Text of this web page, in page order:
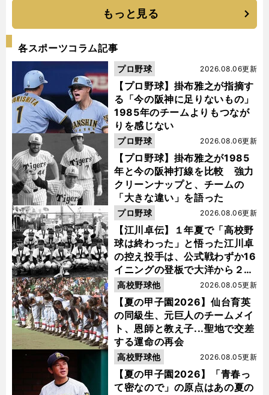
もっと見る
各スポーツコラム記事
【プロ野球】掛布雅之が指摘す
る「今の阪神に足りないもの」
1985年のチームよりもつなが
りを感じない
2026.08.06更新
プロ野球
【プロ野球】掛布雅之が1985
年と今の阪神打線を比較 強力
クリーンナップと、チームの
「大きな違い」を語った
2026.08.06更新
プロ野球
【江川卓伝】１年夏で「高校野
球は終わった」と悟った江川卓
の控え投手は、公式戦わずか16
イニングの登板で大洋から２位
指名を受けた
2026.08.06更新
プロ野球
【夏の甲子園2026】仙台育英
の同級生、元巨人のチームメイ
ト、恩師と教え子...聖地で交差
する運命の再会
2026.08.05更新
高校野球他
【夏の甲子園2026】「青春っ
て密なので」の原点はあの夏の
2026.08.05更新
高校野球他